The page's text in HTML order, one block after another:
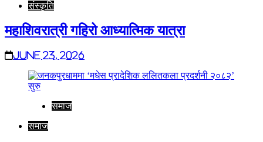
संस्कृति
महाशिवरात्री गहिरो आध्यात्मिक यात्रा
June 23, 2026
समाज
समाज